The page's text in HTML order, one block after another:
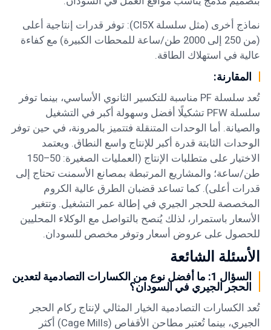
نماذج أخرى (مثل سلسلة CI5X): توفر قدرات إنتاجية أعلى
(من 250 إلى 2000 طن/ساعة للمحطات الكبيرة) مع كفاءة
عالية في استهلاك الطاقة.
المقارنة:
تُعد سلسلة PF مناسبة للتكسير الثانوي الأساسي، بينما توفر
سلسلة PFW تشكيلًا أفضل وسهولة أكبر في التشغيل
والصيانة. أما الوحدات المتنقلة فتتميز بالمرونة، في حين توفر
الوحدات الثابتة قدرة أكبر للإنتاج واسع النطاق. ويعتمد
الاختيار على متطلبات الإنتاج (العمليات الصغيرة: 50–150
طن/ساعة؛ والمشاريع المرتبطة بمصانع الأسمنت تحتاج إلى
قدرات أعلى). كما تساعد قضبان الطرق عالية الكروم
المخصصة للحجر الجيري في إطالة عمر التشغيل. وتتغير
الأسعار باستمرار، لذلك يُنصح بالتواصل مع الوكلاء المحليين
للحصول على عروض أسعار وتوفر مخصص للسودان.
الأسئلة الشائعة
السؤال 1: ما أفضل نوع من الكسارات التصادمية لتعدين
الحجر الجيري في السودان؟
تُعد الكسارات التصادمية الخيار المثالي لإنتاج ركام الحجر
الجيري، بينما تُعتبر مطاحن الأقفاص (Cage Mills) أكثر